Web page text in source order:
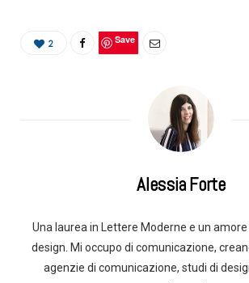
2 Save
Alessia Forte
Una laurea in Lettere Moderne e un
design. Mi occupo di comunicazione,
agenzie di comunicazione, studi di